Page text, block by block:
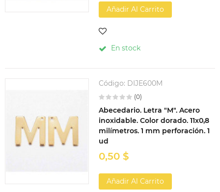
Añadir Al Carrito
En stock
Código: DIJE600M
(0)
Abecedario. Letra "M". Acero
inoxidable. Color dorado. 11x0,8
milímetros. 1 mm perforación. 1
ud
0,50 $
Añadir Al Carrito